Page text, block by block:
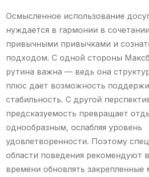
Осмысленное использование
нуждается в гармонии в
привычными привычками и
подходом. С одной стороны
рутина важна — ведь она
плюс дает возможность
стабильность. С другой
предсказуемость превращает
однообразным, ослабляя уровень
удовлетворенности. Поэтому
области поведения рекомендуют
времени обновлять закрепленные